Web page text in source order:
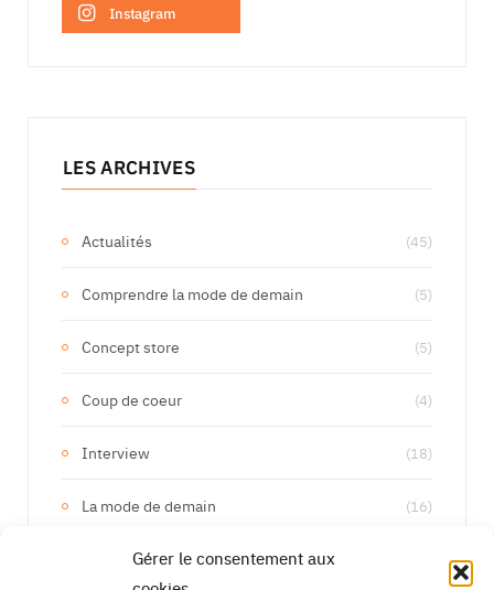
Gérer le consentement aux
Instagram
LES ARCHIVES
Actualités (45)
Comprendre la mode de demain (5)
Concept store (5)
Coup de coeur (4)
Interview (18)
La mode de demain (16)
Les marques de demain